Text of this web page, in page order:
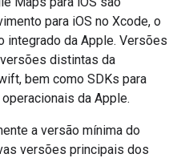
para iOS no Xcode, o
integrado da Apple. Versões
distintas da
bem como SDKs para
da Apple.
a versão mínima do
versões principais dos